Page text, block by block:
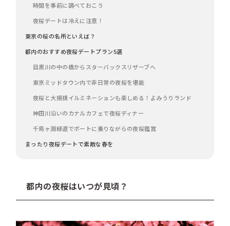
時間を事前に調べておこう
夜桜デートは冷えに注意！
東京の桜の名所といえば？
都内のおすすめ夜桜デートプラン5選
目黒川の中の橋からスターバックスリザーブへ
東京ミッドタウン内で非日常の夜桜を堪能
夜桜と大規模イルミネーションも楽しめる！よみうりランド
神田川沿いのカナルカフェで夜桜ディナー
千鳥ヶ淵緑道でボートに乗りながらの夜桜鑑賞
まったり夜桜デートで素敵な春を
都内の夜桜はいつが見頃？